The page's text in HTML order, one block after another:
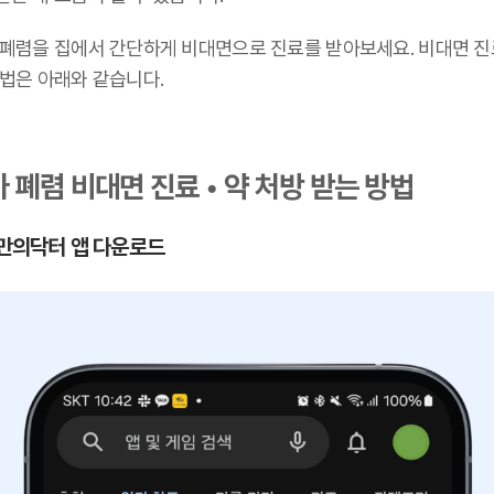
렴을 집에서 간단하게 비대면으로 진료를 받아보세요. 비대면
은 아래와 같습니다.
폐렴 비대면 진료 • 약 처방 받는 방법
의닥터 앱 다운로드